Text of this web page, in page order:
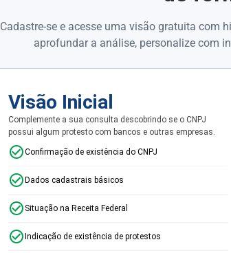
Cadastre-se e acesse uma visão gratuita com
aprofundar a análise, personalize com
Visão Inicial
Complemente a sua consulta descobrindo se o CNPJ
possui algum protesto com bancos e outras empresas.
Confirmação de existência do CNPJ
Dados cadastrais básicos
Situação na Receita Federal
Indicação de existência de protestos